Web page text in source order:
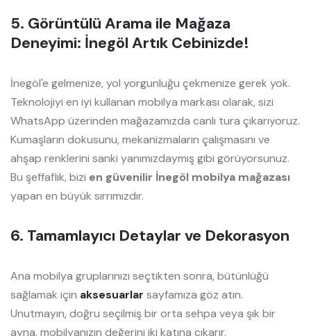
5. Görüntülü Arama ile Mağaza
Deneyimi: İnegöl Artık Cebinizde!
İnegöl'e gelmenize, yol yorgunluğu çekmenize gerek yok.
Teknolojiyi en iyi kullanan mobilya markası olarak, sizi
WhatsApp üzerinden mağazamızda canlı tura çıkarıyoruz.
Kumaşların dokusunu, mekanizmaların çalışmasını ve
ahşap renklerini sanki yanımızdaymış gibi görüyorsunuz.
Bu şeffaflık, bizi en güvenilir İnegöl mobilya mağazası
yapan en büyük sırrımızdır.
6. Tamamlayıcı Detaylar ve Dekorasyon
Ana mobilya gruplarınızı seçtikten sonra, bütünlüğü
sağlamak için aksesuarlar sayfamıza göz atın.
Unutmayın, doğru seçilmiş bir orta sehpa veya şık bir
ayna, mobilyanızın değerini iki katına çıkarır.